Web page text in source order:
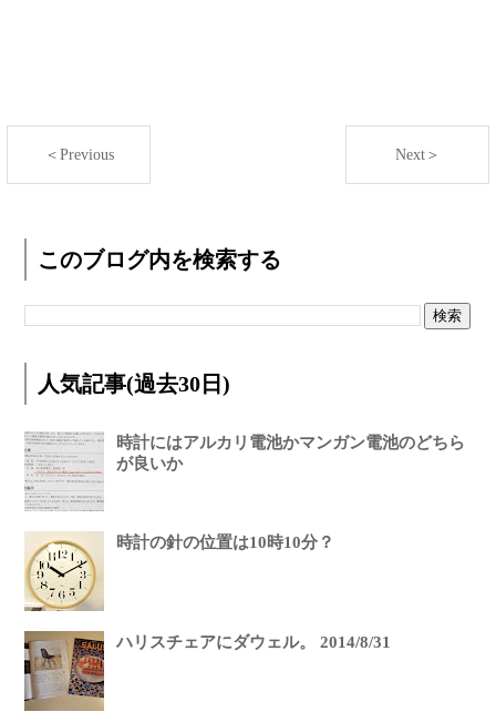
＜Previous Next＞
このブログ内を検索する
人気記事(過去30日)
時計にはアルカリ電池かマンガン電池のどちら
が良いか
時計の針の位置は10時10分？
ハリスチェアにダウェル。 2014/8/31